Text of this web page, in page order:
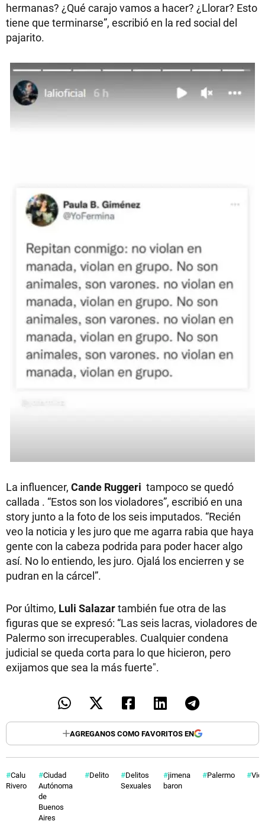
hermanas? ¿Qué carajo vamos a hacer? ¿Llorar? Esto
tiene que terminarse”, escribió en la red social del
pajarito.
La influencer, Cande Ruggeri tampoco se quedó
callada . “Estos son los violadores”, escribió en una
story junto a la foto de los seis imputados. “Recién
veo la noticia y les juro que me agarra rabia que haya
gente con la cabeza podrida para poder hacer algo
así. No lo entiendo, les juro. Ojalá los encierren y se
pudran en la cárcel”.
Por último, Luli Salazartambién fue otra de las
figuras que se expresó: “Las seis lacras, violadores de
Palermo son irrecuperables. Cualquier condena
judicial se queda corta para lo que hicieron, pero
exijamos que sea la más fuerte".
AGREGANOS COMO FAVORITOS EN
Calu
Rivero
Ciudad
Autónoma
de
Buenos
Aires
Delito
Delitos
Sexuales
jimena
baron
Palermo